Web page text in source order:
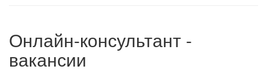
Онлайн-консультант -
вакансии